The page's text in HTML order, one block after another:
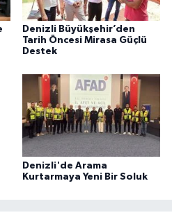
Denizli Büyükşehir’den
Tarih Öncesi Mirasa Güçlü
Destek
Denizli'de Arama
Kurtarmaya Yeni Bir Soluk